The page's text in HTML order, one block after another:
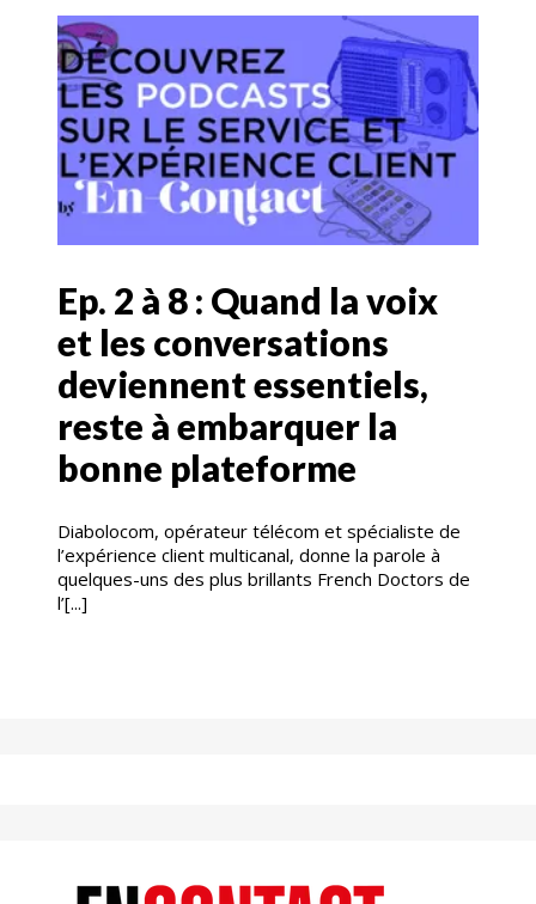
Ep. 2 à 8 : Quand la voix
et les conversations
deviennent essentiels,
reste à embarquer la
bonne plateforme
Diabolocom, opérateur télécom et spécialiste de
l’expérience client multicanal, donne la parole à
quelques-uns des plus brillants French Doctors de
l’[...]